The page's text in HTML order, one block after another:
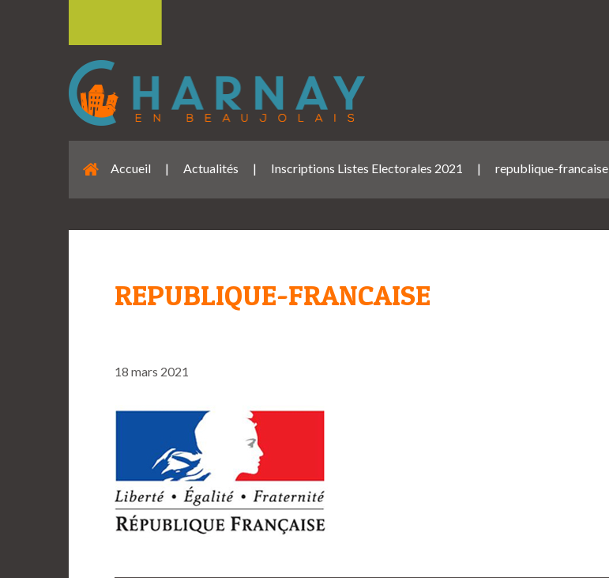
Accueil | Actualités | Inscriptions Listes Electorales 2021 | republique-francaise
REPUBLIQUE-FRANCAISE
18 mars 2021